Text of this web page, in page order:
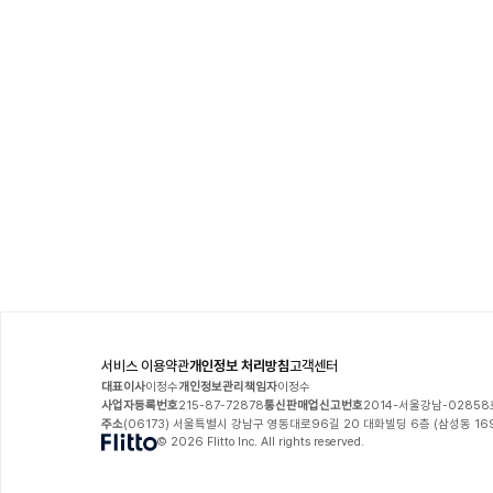
서비스 이용약관개인정보 처리방침고객센터
대표이사이정수개인정보관리책임자이정수
사업자등록번호215-87-72878통신판매업신고번호2014-서울강남-02858
주소(06173) 서울특별시 강남구 영동대로96길 20 대화빌딩 6층 (삼성동
© 2026 Flitto Inc. All rights reserved.